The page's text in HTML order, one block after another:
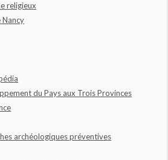
religieux
Nancy
du Pays aux Trois Provinces
archéologiques préventives